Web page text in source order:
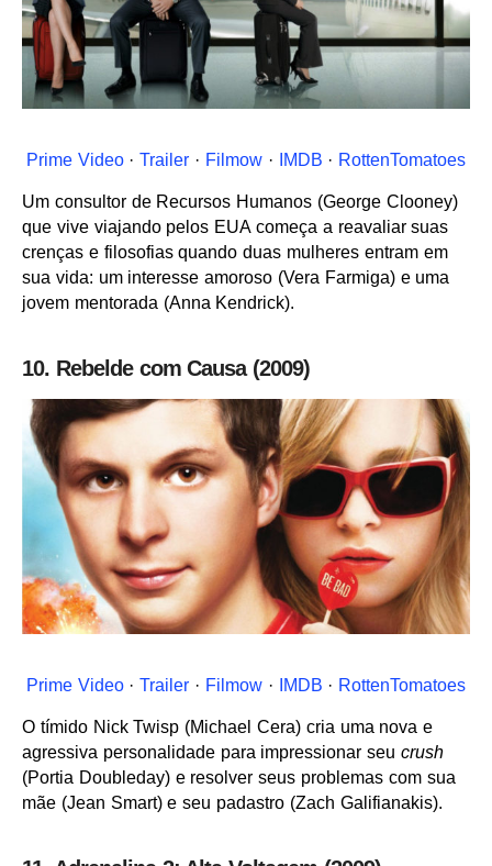
Prime Video·Trailer · Filmow· IMDB · RottenTomatoes
Um consultor de Recursos Humanos (George Clooney)
que vive viajando pelos EUA começa a reavaliar suas
crenças e filosofias quando duas mulheres entram em
sua vida: um interesse amoroso (Vera Farmiga) e uma
jovem mentorada (Anna Kendrick).
10. Rebelde com Causa (2009)
Prime Video·Trailer · Filmow· IMDB · RottenTomatoes
O tímido Nick Twisp (Michael Cera) cria uma nova e
agressiva personalidade para impressionar seu crush
(Portia Doubleday) e resolver seus problemas com sua
mãe (Jean Smart) e seu padastro (Zach Galifianakis).